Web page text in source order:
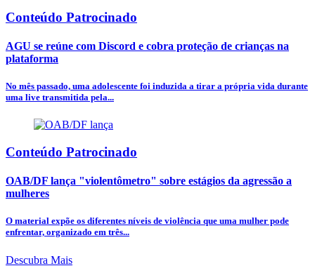
Conteúdo Patrocinado
AGU se reúne com Discord e cobra proteção de crianças na
plataforma
No mês passado, uma adolescente foi induzida a tirar a própria vida durante
uma live transmitida pela...
Conteúdo Patrocinado
OAB/DF lança "violentômetro" sobre estágios da agressão a
mulheres
O material expõe os diferentes níveis de violência que uma mulher pode
enfrentar, organizado em três...
Descubra Mais